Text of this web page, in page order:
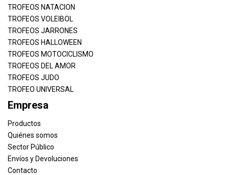
TROFEOS NATACION
TROFEOS VOLEIBOL
TROFEOS JARRONES
TROFEOS HALLOWEEN
TROFEOS MOTOCICLISMO
TROFEOS DEL AMOR
TROFEOS JUDO
TROFEO UNIVERSAL
Empresa
Productos
Quiénes somos
Sector Público
Envíos y Devoluciones
Contacto